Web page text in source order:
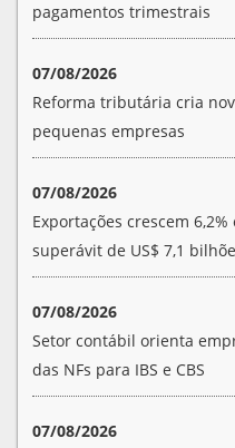
pagamentos trimestrais
07/08/2026
Reforma tributária cria
pequenas empresas
07/08/2026
Exportações crescem
superávit de US$ 7,1
07/08/2026
Setor contábil orienta
das NFs para IBS e CBS
07/08/2026